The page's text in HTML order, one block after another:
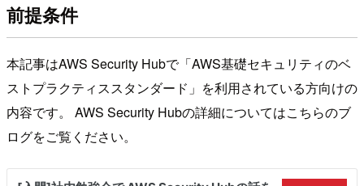
前提条件
本記事はAWS Security Hubで「AWS基礎セキュリティのベ
ストプラクティススタンダード」を利用されている方向けの
内容です。 AWS Security Hubの詳細についてはこちらのブ
ログをご覧ください。